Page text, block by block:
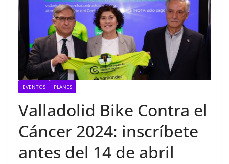
EVENTOS PLANES
Valladolid Bike Contra el
Cáncer 2024: inscríbete
antes del 14 de abril